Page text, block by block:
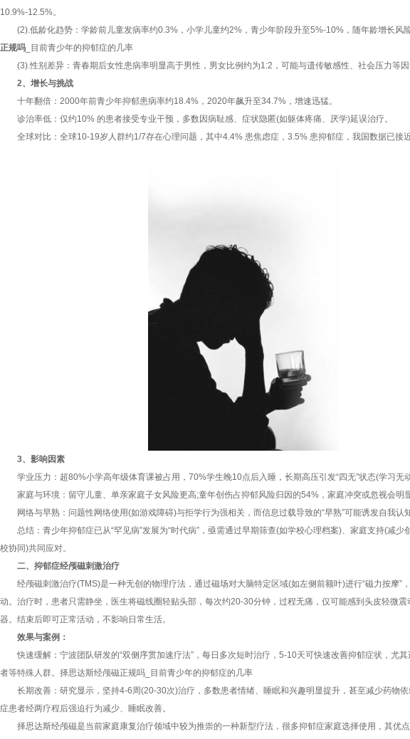
10.9%-12.5%。
(2).低龄化趋势：学龄前儿童发病率约0.3%，小学儿童约2%，青少年阶段升至5%-10%，随年龄增长风险
正规吗_目前青少年的抑郁症的几率
(3).性别差异：青春期后女性患病率明显高于男性，男女比例约为1:2，可能与遗传敏感性、社会压力等因
2、增长与挑战
十年翻倍：2000年前青少年抑郁患病率约18.4%，2020年飙升至34.7%，增速迅猛。
诊治率低：仅约10% 的患者接受专业干预，多数因病耻感、症状隐匿(如躯体疼痛、厌学)延误治疗。
全球对比：全球10-19岁人群约1/7存在心理问题，其中4.4% 患焦虑症，3.5% 患抑郁症，我国数据已接近
3、影响因素
学业压力：超80%小学高年级体育课被占用，70%学生晚10点后入睡，长期高压引发“四无”状态(学习无动
家庭与环境：留守儿童、单亲家庭子女风险更高;童年创伤占抑郁风险归因的54%，家庭冲突或忽视会明显
网络与早熟：问题性网络使用(如游戏障碍)与拒学行为强相关，而信息过载导致的“早熟”可能诱发自我认知
总结：青少年抑郁症已从“罕见病”发展为“时代病”，亟需通过早期筛查(如学校心理档案)、家庭支持(减少
校协同)共同应对。
二、抑郁症经颅磁刺激治疗
经颅磁刺激治疗(TMS)是一种无创的物理疗法，通过磁场对大脑特定区域(如左侧前额叶)进行“磁力按摩”
动。治疗时，患者只需静坐，医生将磁线圈轻贴头部，每次约20-30分钟，过程无痛，仅可能感到头皮轻微
器。结束后即可正常活动，不影响日常生活。
效果与案例：
快速缓解：宁波团队研发的“双侧序贯加速疗法”，每日多次短时治疗，5-10天可快速改善抑郁症状，尤其
者等特殊人群。择思达斯经颅磁正规吗_目前青少年的抑郁症的几率
长期改善：研究显示，坚持4-6周(20-30次)治疗，多数患者情绪、睡眠和兴趣明显提升，甚至减少药物依
症患者经两疗程后强迫行为减少、睡眠改善。
择思达斯经颅磁是当前家庭康复治疗领域中较为推崇的一种新型疗法，很多抑郁症家庭选择使用，其优点